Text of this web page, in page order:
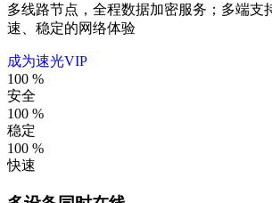
多线路节点，全程数据加密服务；多端支
速、稳定的网络体验
成为速光VIP
100 %
安全
100 %
稳定
100 %
快速